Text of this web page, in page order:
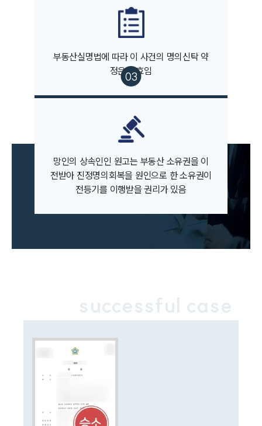
뉴스레터/브로슈어
세미나
대륜법률상담예약
대륜법률상담예약
부동산실명법에 따라 이 사건의 명의신탁 약
정은 무효임
망인의 상속인인 원고는 부동산 소유권을 이
전받아 진정명의회복을 원인으로 한 소유권이
전등기를 이행받을 권리가 있음
successful case